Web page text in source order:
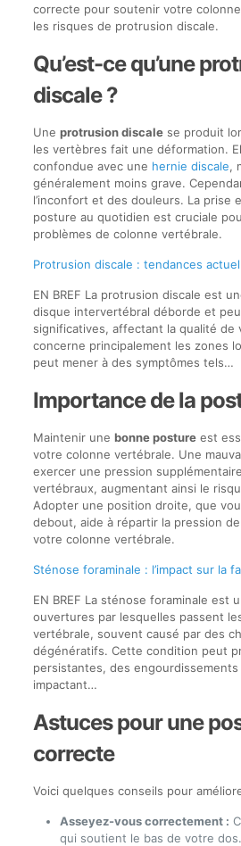
correcte pour soutenir votre
les risques de protrusion discale.
Qu’est-ce qu’une
discale ?
Une protrusion discalese produit
les vertèbres fait une déformation.
confondue avec une hernie discale,
généralement moins grave.
l’inconfort et des douleurs. La prise
posture au quotidien est cruciale
problèmes de colonne vertébrale.
Protrusion discale : tendances
EN BREF La protrusion discale est
disque intervertébral déborde et
significatives, affectant la qualité de
concerne principalement les zones
peut mener à des symptômes tels…
Importance de la
Maintenir une bonne postureest
votre colonne vertébrale. Une
exercer une pression
vertébraux, augmentant ainsi le
Adopter une position droite, que
debout, aide à répartir la pression
votre colonne vertébrale.
Sténose foraminale : l’impact sur la
EN BREF La sténose foraminale est
ouvertures par lesquelles passent
vertébrale, souvent causé par des
dégénératifs. Cette condition peut
persistantes, des
impactant…
Astuces pour une
correcte
Voici quelques conseils pour
Asseyez-vous correctement :
qui soutient le bas de votre